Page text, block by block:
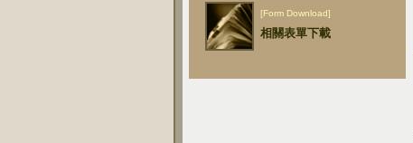
[Form Download]
相關表單下載